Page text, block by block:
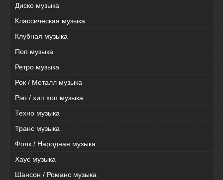
Диско музыка
Классическая музыка
Клубная музыка
Поп музыка
Ретро музыка
Рок / Металл музыка
Рэп / хип хоп музыка
Техно музыка
Транс музыка
Фолк / Народная музыка
Хаус музыка
Шансон / Романс музыка